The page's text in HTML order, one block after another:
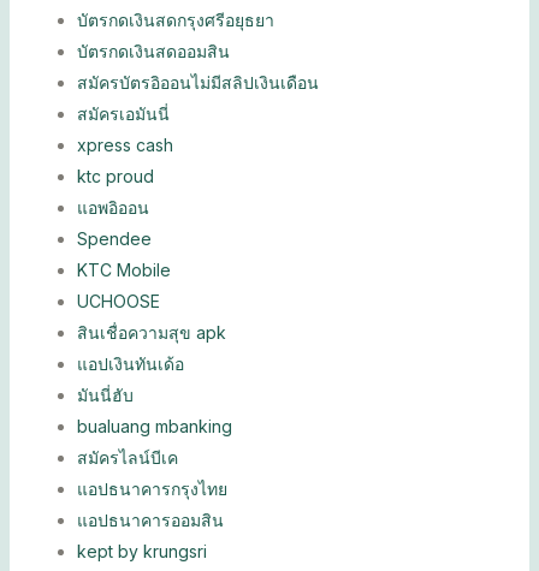
บัตรกดเงินสดกรุงศรีอยุธยา
บัตรกดเงินสดออมสิน
สมัครบัตรอิออนไม่มีสลิปเงินเดือน
สมัครเอมันนี่
xpress cash
ktc proud
แอพอิออน
Spendee
KTC Mobile
UCHOOSE
สินเชื่อความสุข apk
แอปเงินทันเด้อ
มันนี่ฮับ
bualuang mbanking
สมัครไลน์บีเค
แอปธนาคารกรุงไทย
แอปธนาคารออมสิน
kept by krungsri